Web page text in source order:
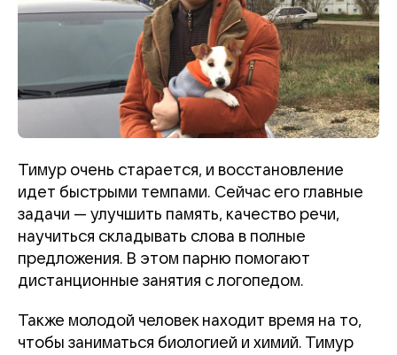
Тимур очень старается, и восстановление
идет быстрыми темпами. Сейчас его главные
задачи — улучшить память, качество речи,
научиться складывать слова в полные
предложения. В этом парню помогают
дистанционные занятия с логопедом.
Также молодой человек находит время на то,
чтобы заниматься биологией и химий. Тимур